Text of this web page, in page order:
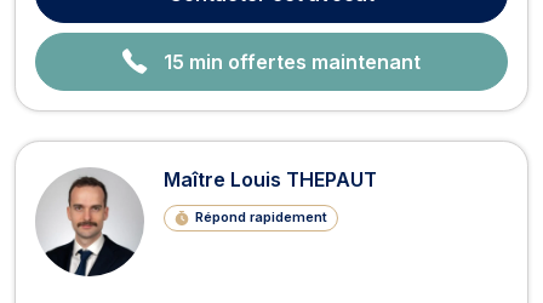
15 min offertes maintenant
Maître Louis THEPAUT
Répond rapidement